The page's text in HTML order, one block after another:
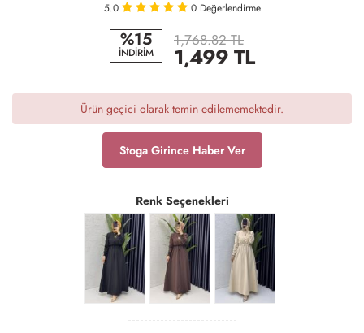
5.0 0 Değerlendirme
%15
İNDİRİM
1,768.82 TL
1,499TL
Ürün geçici olarak temin edilememektedir.
Stoga Girince Haber Ver
Renk Seçenekleri